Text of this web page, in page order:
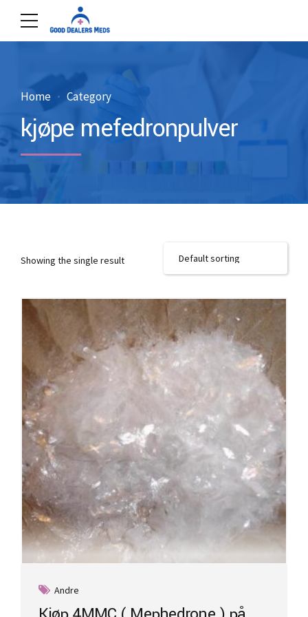
Home Category
kjøpe mefedronpulver
Showing the single result
Andre